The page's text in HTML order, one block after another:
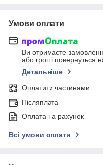
Умови оплати
Ви отримаєте
або гроші повернуться
Детальніше
Оплатити частинами
Післяплата
Оплата на рахунок
Всі умови оплати